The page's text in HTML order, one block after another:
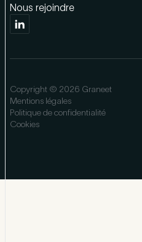
Nous rejoindre
Copyright © 2026 Graneet
Mentions légales
Politique de confidentialité
Cookies